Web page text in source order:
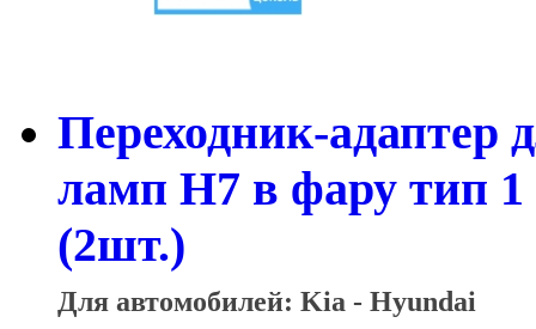
Переходник-адаптер
ламп H7 в фару тип
(2шт.)
Для автомобилей: Kia - Hyundai